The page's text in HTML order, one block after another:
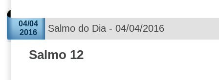
04/04
2016
Salmo do Dia - 04/04/2016
Salmo 12